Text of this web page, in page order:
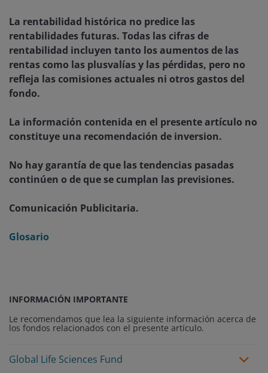
La rentabilidad histórica no predice las
rentabilidades futuras. Todas las cifras de
rentabilidad incluyen tanto los aumentos de las
rentas como las plusvalías y las pérdidas, pero no
refleja las comisiones actuales ni otros gastos del
fondo.
La información contenida en el presente artículo no
constituye una recomendación de inversion.
No hay garantía de que las tendencias pasadas
continúen o de que se cumplan las previsiones.
Comunicación Publicitaria.
Glosario
INFORMACIÓN IMPORTANTE
Le recomendamos que lea la siguiente información acerca de
los fondos relacionados con el presente artículo.
Global Life Sciences Fund